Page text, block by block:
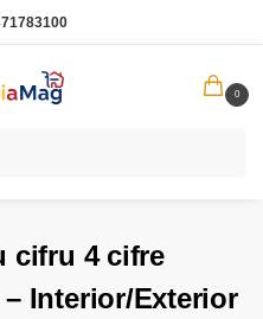
0
cifru 4 cifre
Interior/Exterior